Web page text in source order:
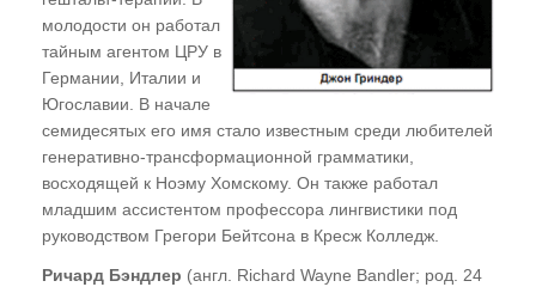
молодости он работал
тайным агентом ЦРУ в
Германии, Италии и
Югославии. В начале
семидесятых его имя стало известным среди любителей
генеративно-трансформационной грамматики,
восходящей к Ноэму Хомскому. Он также работал
младшим ассистентом профессора лингвистики под
руководством Грегори Бейтсона в Кресж Колледж.
Ричард Бэндлер (англ. Richard Wayne Bandler; род. 24